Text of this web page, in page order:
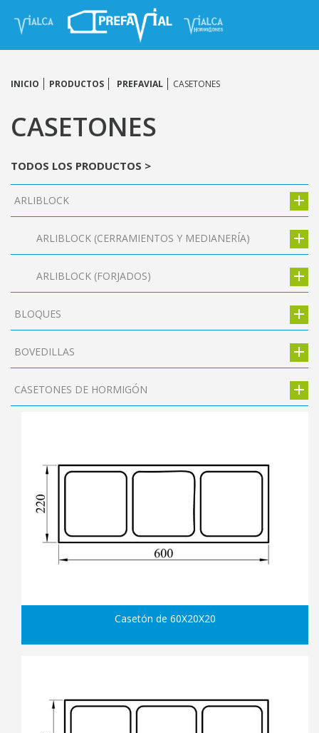
INICIO PRODUCTOS PREFAVIAL CASETONES
CASETONES
TODOS LOS PRODUCTOS >
ARLIBLOCK
ARLIBLOCK (CERRAMIENTOS Y MEDIANERÍA)
ARLIBLOCK (FORJADOS)
BLOQUES
BOVEDILLAS
CASETONES DE HORMIGÓN
Casetón de 60X20X20